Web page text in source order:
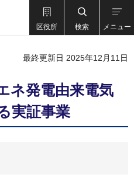
区役所 検索 メニュー
最終更新日 2025年12月11日
ネ発電由来電気
実証事業